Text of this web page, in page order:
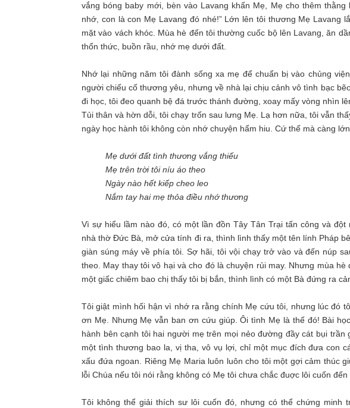
vắng bóng baby mới, bèn vào Lavang khấn Mẹ, Mẹ cho thêm
nhớ, con là con Mẹ Lavang đó nhé!” Lớn lên tôi thương Mẹ Lavang
mặt vào vách khóc. Mùa hè đến tôi thường cuốc bộ lên Lavang, ăn
thổn thức, buồn rầu, nhớ mẹ dưới đất.
Nhớ lại những năm tôi đành sống xa mẹ để chuẩn bị vào chủng
người chiếu cố thương yêu, nhưng về nhà lại chịu cảnh vô tình bạc
đi học, tôi đeo quanh bệ đá trước thánh đường, xoay mấy vòng nhìn
Tủi thân và hờn dỗi, tôi chạy trốn sau lưng Mẹ. Lạ hơn nữa, tôi vẫn
ngày học hành tôi không còn nhớ chuyện hẩm hiu. Cứ thế mà càng
Mẹ dưới đất tình thương vắng thiếu
Mẹ trên trời tôi níu áo theo
Ngày nào hết kiếp cheo leo
Nắm tay hai mẹ thỏa điều nhớ thương
Vì sự hiểu lầm nào đó, có một lần đồn Tây Tân Trại tấn công và
nhà thờ Đức Bà, mở cửa tính đi ra, thình lình thấy một tên lính Pháp
giàn súng máy về phía tôi. Sợ hãi, tôi vội chạy trở vào và đến núp
theo. May thay tôi vô hại và cho đó là chuyện rủi may. Nhưng mùa
một giấc chiêm bao chị thấy tôi bị bắn, thình lình có một Bà đứng ra
Tôi giật mình hối hận vì nhớ ra rằng chính Mẹ cứu tôi, nhưng lúc đó
ơn Mẹ. Nhưng Mẹ vẫn ban ơn cứu giúp. Ôi tình Mẹ là thế đó! Bài
hành bên cạnh tôi hai người mẹ trên mọi nẻo đường đầy cát bụi
một tình thương bao la, vị tha, vô vụ lợi, chỉ một mục đích đưa con
xấu đứa ngoan. Riêng Mẹ Maria luôn luôn cho tôi một gợi cảm thúc
lỗi Chúa nếu tôi nói rằng không có Mẹ tôi chưa chắc đuợc lôi cuốn
Tôi không thể giải thích sư lôi cuốn đó, nhưng có thể chứng minh